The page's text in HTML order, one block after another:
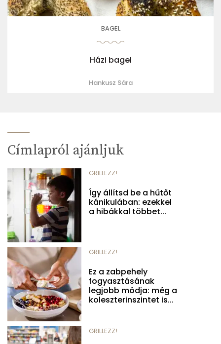
BAGEL
Házi bagel
Hankusz Sára
Címlapról ajánljuk
GRILLEZZ!
Így állítsd be a hűtőt
kánikulában: ezekkel
a hibákkal többet...
GRILLEZZ!
Ez a zabpehely
fogyasztásának
legjobb módja: még a
koleszterinszintet is...
GRILLEZZ!